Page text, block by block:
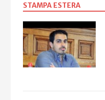
STAMPA ESTERA